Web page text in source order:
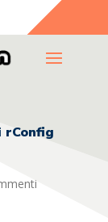
rConfig